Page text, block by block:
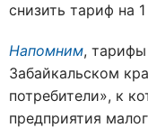
снизить тариф на
Напомним,
Забайкальском
потребители», к
предприятия